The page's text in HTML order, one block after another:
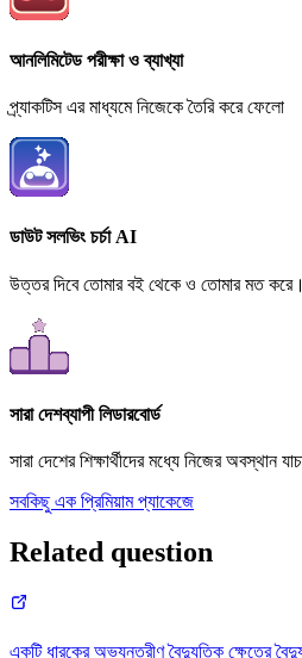
আনলিমিটেড পরীক্ষা ও ব্যাখ্যা
প্র্যাকটিস এর মাধ্যমে নিজেকে তৈরি করে ফেলো
ডাউট সলভিং চর্চা AI
উত্তর দিবে তোমার বই থেকে ও তোমার মত করে।
সারা দেশব্যাপী লিডারবোর্ড
সারা দেশের শিক্ষার্থীদের মধ্যে নিজের অবস্থান
সবকিছু এক প্রিমিয়াম প্যাকেজে
Related question
একটি ধারকের অভ্যন্তরীণ বৈদ্যুতিক ক্ষেত্রে